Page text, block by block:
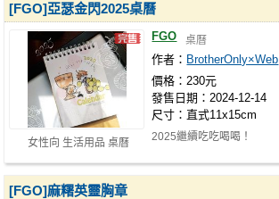
女性向 生活用品 桌曆
[FGO]亞瑟金閃2025桌曆
FGO 桌曆
作者： BrotherOnly×Web
價格：230元
發售日期：2024-12-14
尺寸：直式11x15cm
2025繼續吃吃喝喝！
[FGO]麻糬英靈胸章